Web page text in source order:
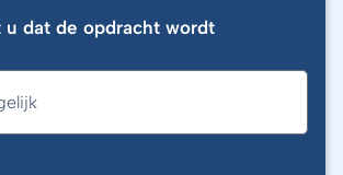
u dat de opdracht wordt